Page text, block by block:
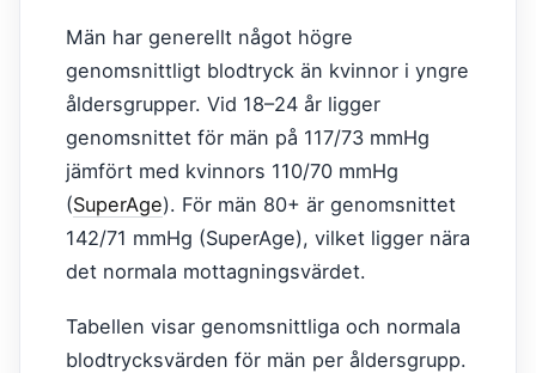
Män har generellt något högre
genomsnittligt blodtryck än kvinnor i yngre
åldersgrupper. Vid 18–24 år ligger
genomsnittet för män på 117/73 mmHg
jämfört med kvinnors 110/70 mmHg
(SuperAge). För män 80+ är genomsnittet
142/71 mmHg (SuperAge), vilket ligger nära
det normala mottagningsvärdet.
Tabellen visar genomsnittliga och normala
blodtrycksvärden för män per åldersgrupp.